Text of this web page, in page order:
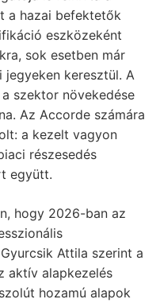
a hazai befektetők
eszközeként
sok esetben már
keresztül. A
szektor növekedése
Az Accorde számára
a kezelt vagyon
részesedés
együtt.
hogy 2026-ban az
Attila szerint a
aktív alapkezelés
hozamú alapok